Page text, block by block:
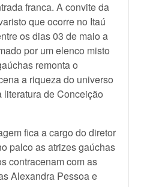
franca. A convite da
que ocorre no Itaú
os dias 03 de maio a
por um elenco misto
remonta o
a riqueza do universo
de Conceição
fica a cargo do diretor
palco as atrizes gaúchas
contracenam com as
Alexandra Pessoa e